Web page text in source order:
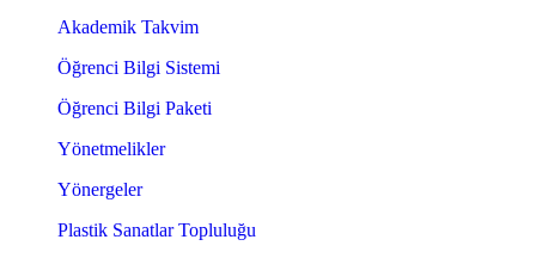
Akademik Takvim
Öğrenci Bilgi Sistemi
Öğrenci Bilgi Paketi
Yönetmelikler
Yönergeler
Plastik Sanatlar Topluluğu